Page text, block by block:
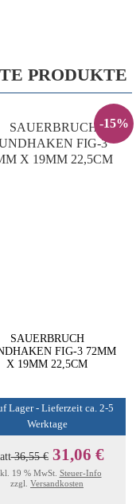
PRODUKTE
-15%
SAUERBRUCH
FIG-3 72MM
X 19MM 22,5CM
Lager - Lieferzeit ca. 2-5
Werktage
36,55 € 31,06 €
19 % MwSt. Steuer-Info
zzgl. Versandkosten